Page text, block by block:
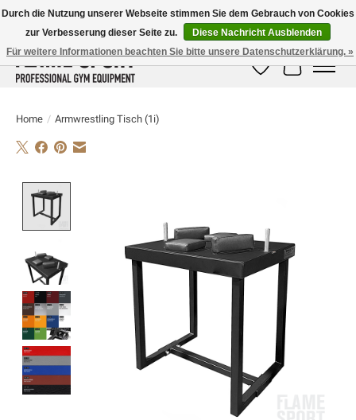
E-MAIL:info@flame-sport.deTEL.: +49 1525 9705 011
Wunschzettel
Ihr
Home / Armwrestling Tisch (1i)
Durch die Nutzung unserer Webseite stimmen Sie dem Gebrauch von Cookies
zur Verbesserung dieser Seite zu.
Diese Nachricht Ausblenden
Für weitere Informationen beachten Sie bitte unsere Datenschutzerklärung. »